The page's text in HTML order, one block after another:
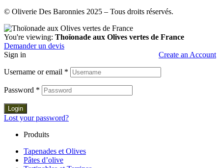
© Oliverie Des Baronnies 2025 – Tous droits réservés.
You're viewing: Thoïonade aux Olives vertes de France
Demander un devis
Sign in
Create an Account
Username or email *
Password *
Login
Lost your password?
Produits
Tapenades et Olives
Pâtes d’olive